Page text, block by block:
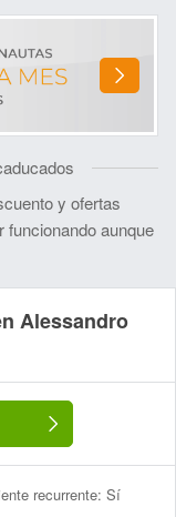
y ofertas
funcionando aunque
Alessandro
recurrente: Sí